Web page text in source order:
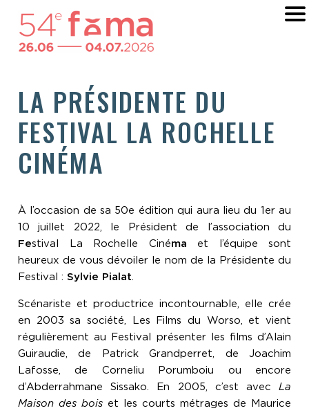
LA PRÉSIDENTE DU
FESTIVAL LA ROCHELLE
CINÉMA
À l’occasion de sa 50e édition qui aura lieu du 1er au
10 juillet 2022, le Président de l’association du
Festival La Rochelle Cinéma et l’équipe sont
heureux de vous dévoiler le nom de la Présidente du
Festival : Sylvie Pialat.
Scénariste et productrice incontournable, elle crée
en 2003 sa société, Les Films du Worso, et vient
régulièrement au Festival présenter les films d’Alain
Guiraudie, de Patrick Grandperret, de Joachim
Lafosse, de Corneliu Porumboiu ou encore
d’Abderrahmane Sissako. En 2005, c’est avec La
Maison des bois et les courts métrages de Maurice